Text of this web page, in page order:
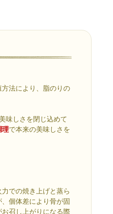
法により、脂のりの
味しさを閉じ込めて
理で本来の美味しさを
での焼き上げと蒸ら
個体差により骨が固
召し上がりになる際